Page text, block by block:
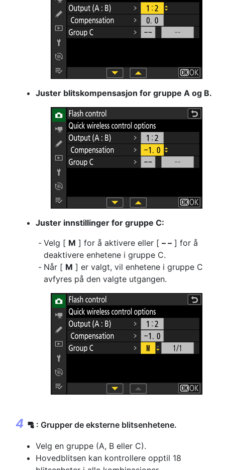
Juster blitskompensasjon for gruppe A og B.
Juster innstillinger for gruppe C:
Velg [ M ] for å aktivere eller [ – – ] for å
deaktivere enhetene i gruppe C.
Når [ M ] er valgt, vil enhetene i gruppe C
avfyres på den valgte utgangen.
f : Grupper de eksterne blitsenhetene.
Velg en gruppe (A, B eller C).
Hovedblitsen kan kontrollere opptil 18